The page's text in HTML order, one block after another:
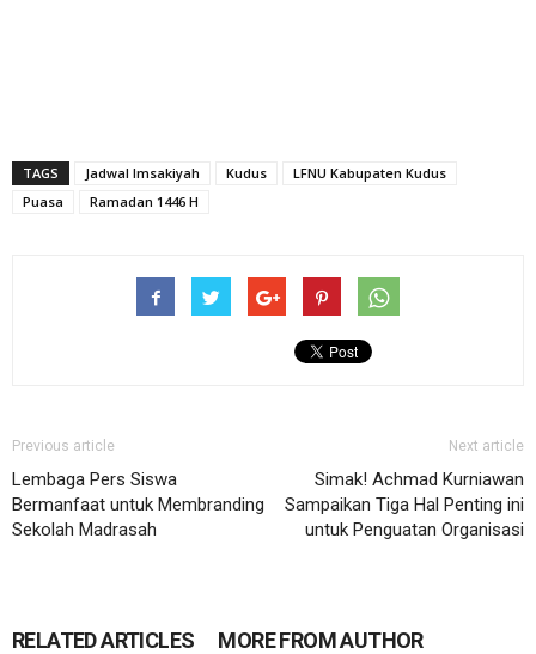
TAGS Jadwal Imsakiyah Kudus
LFNU Kabupaten Kudus
Puasa
Ramadan 1446 H
Previous article
Lembaga Pers Siswa
Bermanfaat untuk Membranding
Sekolah Madrasah
Next article
Simak! Achmad Kurniawan
Sampaikan Tiga Hal Penting ini
untuk Penguatan Organisasi
RELATED ARTICLES MORE FROM AUTHOR